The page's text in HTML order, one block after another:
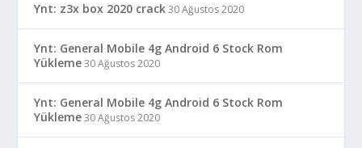
Ynt: z3x box 2020 crack 30 Ağustos 2020
Ynt: General Mobile 4g Android 6 Stock Rom
Yükleme 30 Ağustos 2020
Ynt: General Mobile 4g Android 6 Stock Rom
Yükleme 30 Ağustos 2020